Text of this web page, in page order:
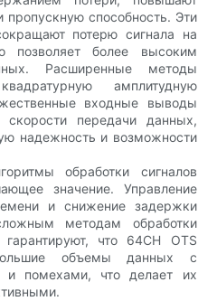
пропускную способность. Эти
потерю сигнала на
позволяет более высоким
Расширенные методы
амплитудную
входные выводы
передачи данных,
надежность и возможности
обработки сигналов
значение. Управление
и снижение задержки
методам обработки
что 64CH OTS
объемы данных с
и помехами, что делает их